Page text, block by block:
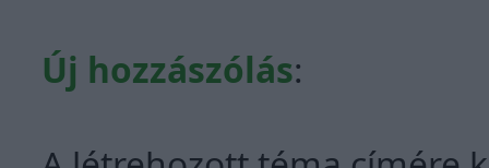
Új hozzászólás: